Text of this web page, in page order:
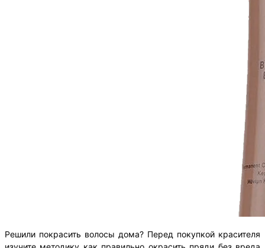
Решили покрасить волосы дома? Перед покупкой красителя